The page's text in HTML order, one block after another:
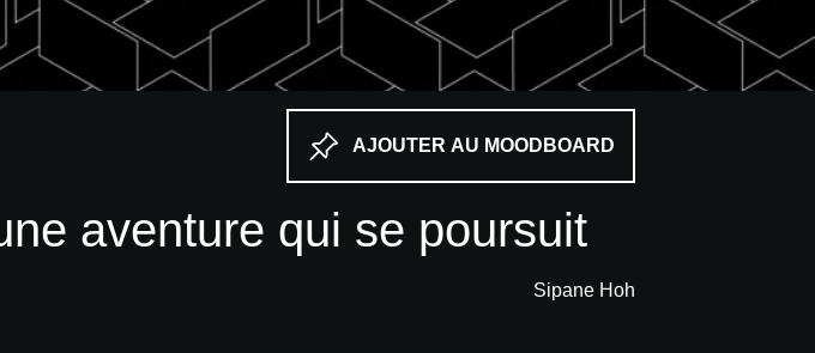
AJOUTER AU MOODBOARD
aventure qui se poursuit
Sipane Hoh